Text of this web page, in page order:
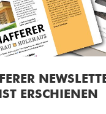
ER­SCHIE­NEN